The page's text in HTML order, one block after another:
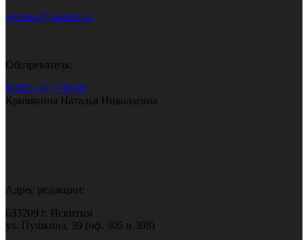
gazeta.i@yandex.ru
Обозреватель:
8(383-43) 7-90-60
Кривякина Наталья Николаевна
Адрес редакции:
633209 г. Искитим
ул. Пушкина, 39 (оф. 305 и 308)